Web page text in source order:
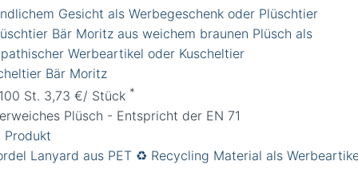
Bär Moritz
St. 3,73 €/ Stück *
Plüsch - Entspricht der EN 71
Produkt